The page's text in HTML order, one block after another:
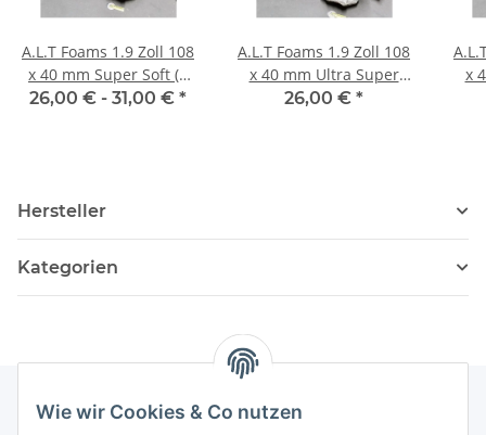
Wie wir Cookies & Co nutzen
A.L.T Foams 1.9 Zoll 108
x 40 mm Super Soft (2
Stück)
26,00 € - 31,00 € *
A.L.T Foams 1.9 Zoll 108
x 40 mm Ultra Super
Soft (2 Stück)
26,00 € *
x
Hersteller
Kategorien